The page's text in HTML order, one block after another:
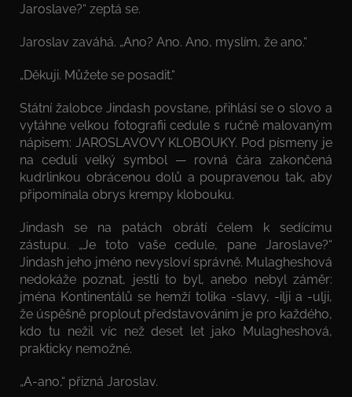
Jaroslave?“ zeptá se.
Jaroslav zaváhá. „Ano? Ano. Ano, myslím, že ano.“
„Děkuji. Můžete se posadit.“
Státní žalobce Jindash povstane, přihlásí se o slovo a
vytáhne velkou fotografii cedule s ručně malovaným
nápisem: JAROSLAVOVY KLOBOUKY. Pod písmeny je
na ceduli velký symbol — rovná čára zakončená
kudrlinkou obrácenou dolů a poupravenou tak, aby
připomínala obrys krempy klobouku.
Jindash se na patách obrátí čelem k sedícímu
zástupu. „Je toto vaše cedule, pane Jaroslave?“
Jindash jeho jméno nevysloví správně. Mulagheshová
nedokáže poznat, jestli to byl, anebo nebyl záměr:
jména Kontinentálů se hemží tolika -slavy, -ilji a -ulji,
že úspěšně proplout představováním je pro každého,
kdo tu nežil víc než deset let jako Mulagheshová,
prakticky nemožné.
„A-ano,“ přizná Jaroslav.